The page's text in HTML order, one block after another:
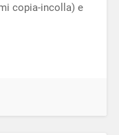
copia-incolla) e